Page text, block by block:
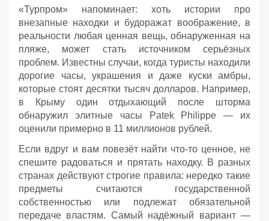
«Турпром» напоминает: хоть истории про
внезапные находки и будоражат воображение, в
реальности любая ценная вещь, обнаруженная на
пляже, может стать источником серьёзных
проблем. Известны случаи, когда туристы находили
дорогие часы, украшения и даже куски амбры,
которые стоят десятки тысяч долларов. Например,
в Крыму один отдыхающий после шторма
обнаружил элитные часы Patek Philippe — их
оценили примерно в 11 миллионов рублей.
Если вдруг и вам повезёт найти что‑то ценное, не
спешите радоваться и прятать находку. В разных
странах действуют строгие правила: нередко такие
предметы считаются государственной
собственностью или подлежат обязательной
передаче властям. Самый надёжный вариант —